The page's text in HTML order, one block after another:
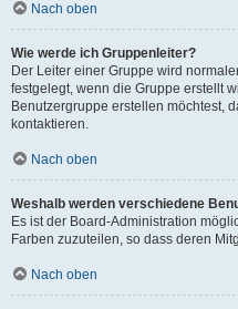
Nach oben
Wie werde ich Gruppenleiter?
Der Leiter einer Gruppe wird
festgelegt, wenn die Gruppe erstellt
Benutzergruppe erstellen möchtest,
kontaktieren.
Nach oben
Weshalb werden verschiedene
Es ist der Board-Administration
Farben zuzuteilen, so dass deren
Nach oben